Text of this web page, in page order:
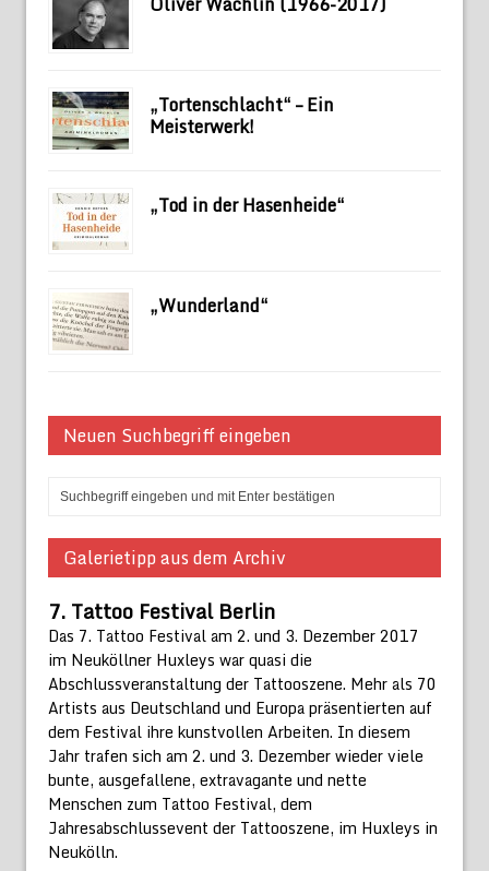
„Tortenschlacht“ – Ein
Meisterwerk!
„Tod in der Hasenheide“
„Wunderland“
Neuen Suchbegriff eingeben
Galerietipp aus dem Archiv
7. Tattoo Festival Berlin
Das 7. Tattoo Festival am 2. und 3. Dezember 2017
im Neuköllner Huxleys war quasi die
Abschlussveranstaltung der Tattooszene. Mehr als 70
Artists aus Deutschland und Europa präsentierten auf
dem Festival ihre kunstvollen Arbeiten. In diesem
Jahr trafen sich am 2. und 3. Dezember wieder viele
bunte, ausgefallene, extravagante und nette
Menschen zum Tattoo Festival, dem
Jahresabschlussevent der Tattooszene, im Huxleys in
Neukölln.